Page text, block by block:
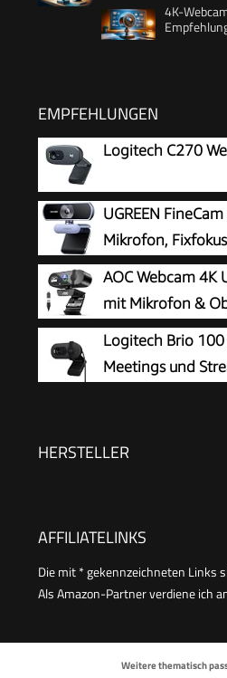
4K-
EMPFEHLUNGEN
Logitech C270
UGREEN
Mikrofon,
AOC Webcam 4K
mit Mikrofon &
Logitech Brio
Meetings und
HERSTELLER
AFFILIATELINKS
Die mit * gekennzeichneten Links
Als Amazon-Partner verdiene ich
Weitere thematisch